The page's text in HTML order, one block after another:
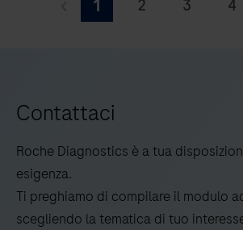
il
consolidamento,
l’integrazione
e
la
standardizzazione
1 2 3
4
Contattaci
Roche Diagnostics è a tua
esigenza.
Ti preghiamo di compilare il modulo
scegliendo la tematica di tuo